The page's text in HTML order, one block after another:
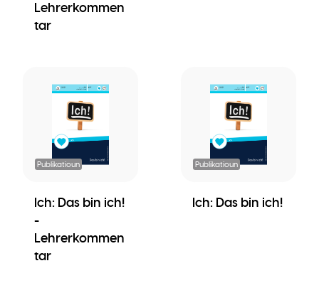
Lehrerkommen
tar
Publikatioun
Ich: Das bin ich!
-
Lehrerkommen
tar
Publikatioun
Ich: Das bin ich!